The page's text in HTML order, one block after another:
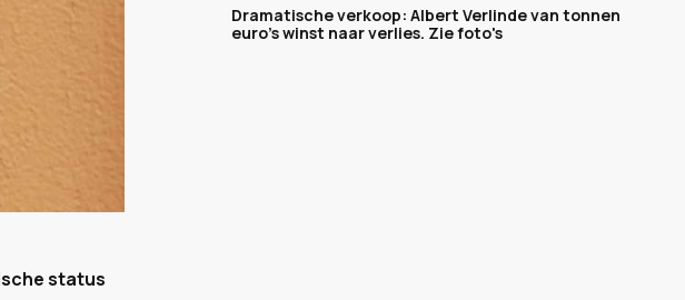
status
Dramatische verkoop: Albert Verlinde van tonnen
euro's winst naar verlies. Zie foto's